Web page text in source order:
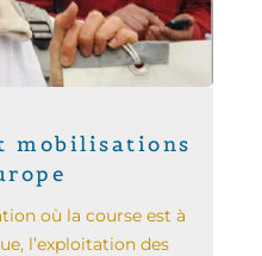
mobilisations
où la course est à
l’exploitation des